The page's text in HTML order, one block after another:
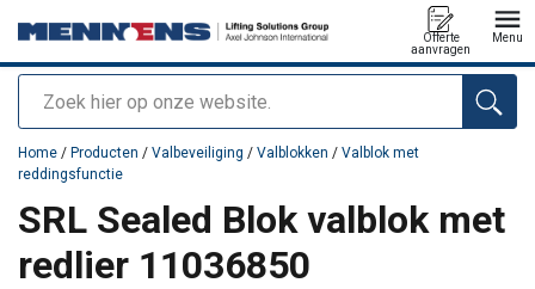
Zoeken
Offerte
aanvragen
Menu
toegevoegd aan uw offerte
Home / Producten / Valbeveiliging / Valblokken / Valblok met
reddingsfunctie
SRL Sealed Blok valblok met
redlier 11036850